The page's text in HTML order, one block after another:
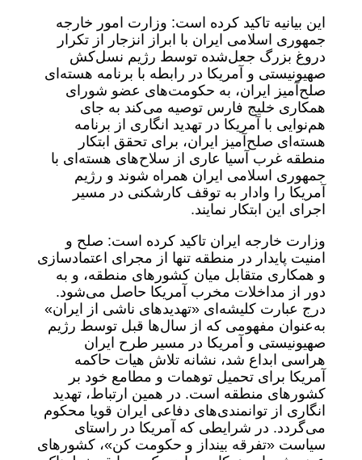
این بیانیه تاکید کرده است: وزارت امور خارجه
جمهوری اسلامی ایران با ابراز انزجار از تکرار
دروغ بزرگ جعل‌شده توسط رژیم نسل‌کش
صهیونیستی و آمریکا در رابطه با برنامه هسته‌ای
صلح‌آمیز ایران، به حکومت‌های عضو شورای
همکاری خلیج فارس توصیه می‌کند به جای
هم‌نوایی با آمریکا در تهدید انگاری از برنامه
هسته‌ای صلح‌آمیز ایران، برای تحقق ابتکار
منطقه غرب آسیا عاری از سلاح‌های هسته‌ای با
جمهوری اسلامی ایران همراه شوند و رژیم
آمریکا را وادار به توقف کارشکنی در مسیر
اجرای این ابتکار نمایند.
وزارت خارجه ایران تاکید کرده است: صلح و
امنیت پایدار در منطقه تنها از مجرای اعتمادسازی
و همکاری متقابل میان کشورهای منطقه، و به
دور از مداخلات مخرب آمریکا حاصل می‌شود.
درج عبارت کلیشه‌ای «تهدیدهای ناشی از ایران»
به‌عنوان مفهومی که از سال‌ها قبل توسط رژیم
صهیونیستی و آمریکا در مسیر طرح ایران
هراسی ابداع شد، نشانه تلاش هیات حاکمه
آمریکا برای تحمیل توهمات و مطامع خود بر
کشورهای منطقه است. در همین ارتباط، تهدید
انگاری از توانمندی‌های دفاعی ایران قویا محکوم
می‌گردد. در شرایطی که آمریکا در راستای
سیاست «تفرقه بینداز و حکومت کن»، کشورهای